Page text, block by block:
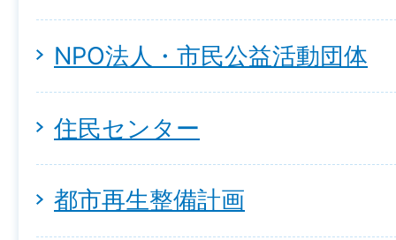
NPO法人・市民公益活動団体
住民センター
都市再生整備計画